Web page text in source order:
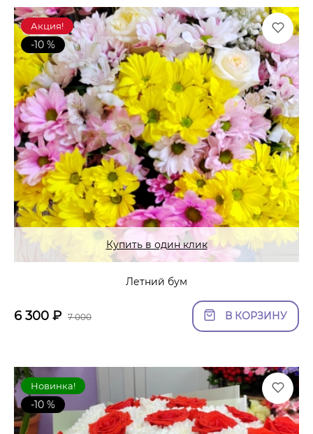
Акция!
-10 %
Купить в один клик
Летний бум
6 300 ₽ 7 000 В КОРЗИНУ
Новинка!
-10 %